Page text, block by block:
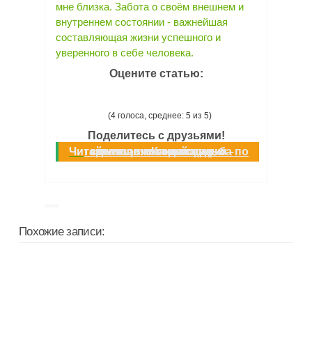
мне близка. Забота о своём внешнем и
внутреннем состоянии - важнейшая
составляющая жизни успешного и
уверенного в себе человека.
Оцените статью:
(4 голоса, среднее: 5 из 5)
Поделитесь с друзьями!
Читайте еще:
Какая свадьба по годам совместной жизни – названия годовщин, символические подарки
Похожие записи: